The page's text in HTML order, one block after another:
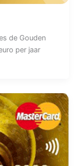
de Gouden
per jaar